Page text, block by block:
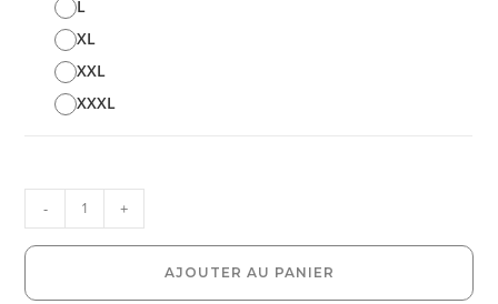
L
XL
XXL
XXXL
- +
AJOUTER AU PANIER